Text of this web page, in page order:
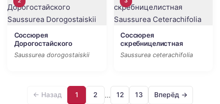
Соссюрея
Дорогостайского
Saussurea dorogostaiskii
Соссюрея
скребницелистная
Saussurea ceterachifolia
← Назад 1 2 … 12 13 Вперёд →